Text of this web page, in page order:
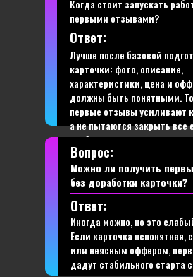
Лучше после базовой
карточки: фото, описание,
характеристики, цена и
должны быть понятными.
первые отзывы усиливают
а не пытаются закрыть все
слабые места.
Когда стоит запускать
первыми отзывами?
Ответ:
Иногда можно, но это
Если карточка непонятная,
или неясным оффером,
дадут стабильного старта
Можно ли получить
без доработки карточки?
Вопрос:
Ответ: